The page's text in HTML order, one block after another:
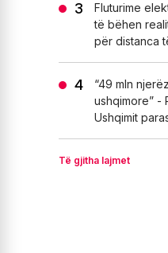
Fluturime
të bëhen
për distanca
“49 mln
ushqimore” -
Ushqimit
Të gjitha lajmet